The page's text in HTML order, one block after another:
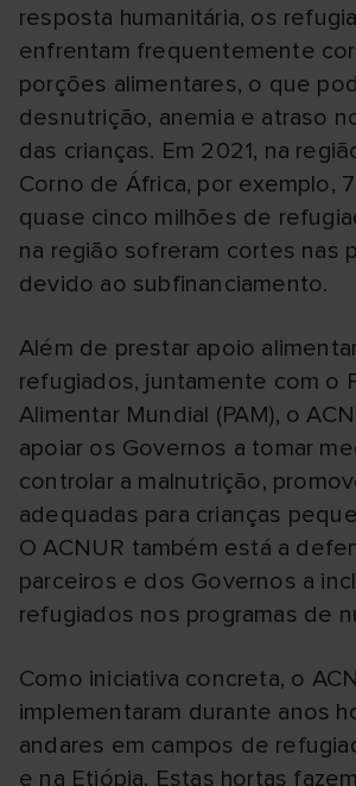
resposta humanitária, os
enfrentam frequentemente
porções alimentares, o que
desnutrição, anemia e atraso
das crianças. Em 2021, na
Corno de África, por exemplo,
quase cinco milhões de
na região sofreram cortes nas
devido ao subfinanciamento.
Além de prestar apoio
refugiados, juntamente com o
Alimentar Mundial (PAM), o
apoiar os Governos a tomar
controlar a malnutrição,
adequadas para crianças
O ACNUR também está a
parceiros e dos Governos a
refugiados nos programas de
Como iniciativa concreta, o
implementaram durante anos
andares em campos de
e na Etiópia. Estas hortas